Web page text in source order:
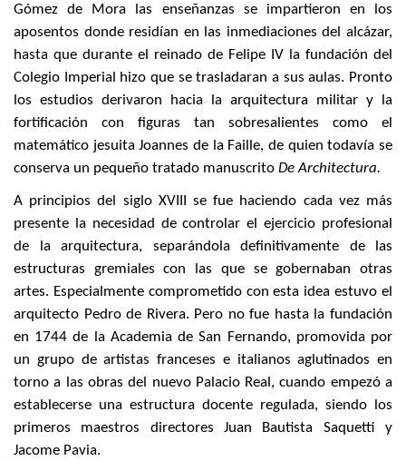
Gómez de Mora las enseñanzas se impartieron en los
aposentos donde residían en las inmediaciones del alcázar,
hasta que durante el reinado de Felipe IV la fundación del
Colegio Imperial hizo que se trasladaran a sus aulas. Pronto
los estudios derivaron hacia la arquitectura militar y la
fortificación con figuras tan sobresalientes como el
matemático jesuita Joannes de la Faille, de quien todavía se
conserva un pequeño tratado manuscrito De Architectura.
A principios del siglo XVIII se fue haciendo cada vez más
presente la necesidad de controlar el ejercicio profesional
de la arquitectura, separándola definitivamente de las
estructuras gremiales con las que se gobernaban otras
artes. Especialmente comprometido con esta idea estuvo el
arquitecto Pedro de Rivera. Pero no fue hasta la fundación
en 1744 de la Academia de San Fernando, promovida por
un grupo de artistas franceses e italianos aglutinados en
torno a las obras del nuevo Palacio Real, cuando empezó a
establecerse una estructura docente regulada, siendo los
primeros maestros directores Juan Bautista Saquetti y
Jacome Pavia.